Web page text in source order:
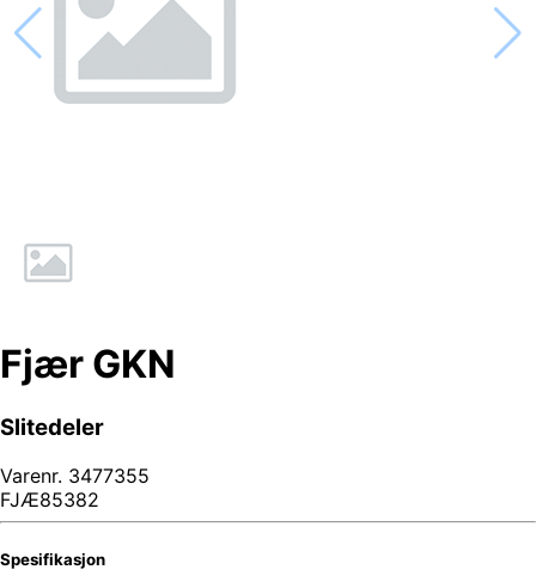
Fjær GKN
Slitedeler
Varenr. 3477355
FJÆ85382
Spesifikasjon